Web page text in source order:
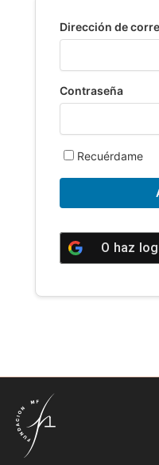
Dirección de
Contraseña
Recuérdame
O haz